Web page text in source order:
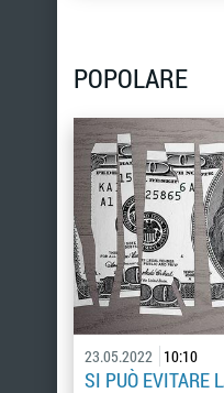
POPOLARE
23.05.2022 10:10
SI PUÒ EVITARE